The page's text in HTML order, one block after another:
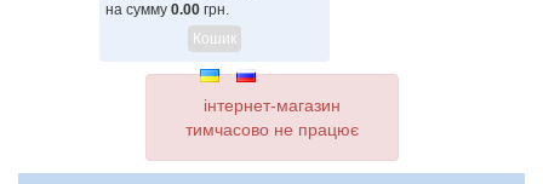
на сумму 0.00 грн.
Кошик
інтернет-магазин
тимчасово не працює